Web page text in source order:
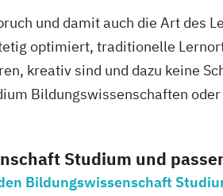
und damit auch die Art des
optimiert, traditionelle
kreativ sind und dazu keine
Bildungswissenschaften
Studium und
Bildungswissenschaft